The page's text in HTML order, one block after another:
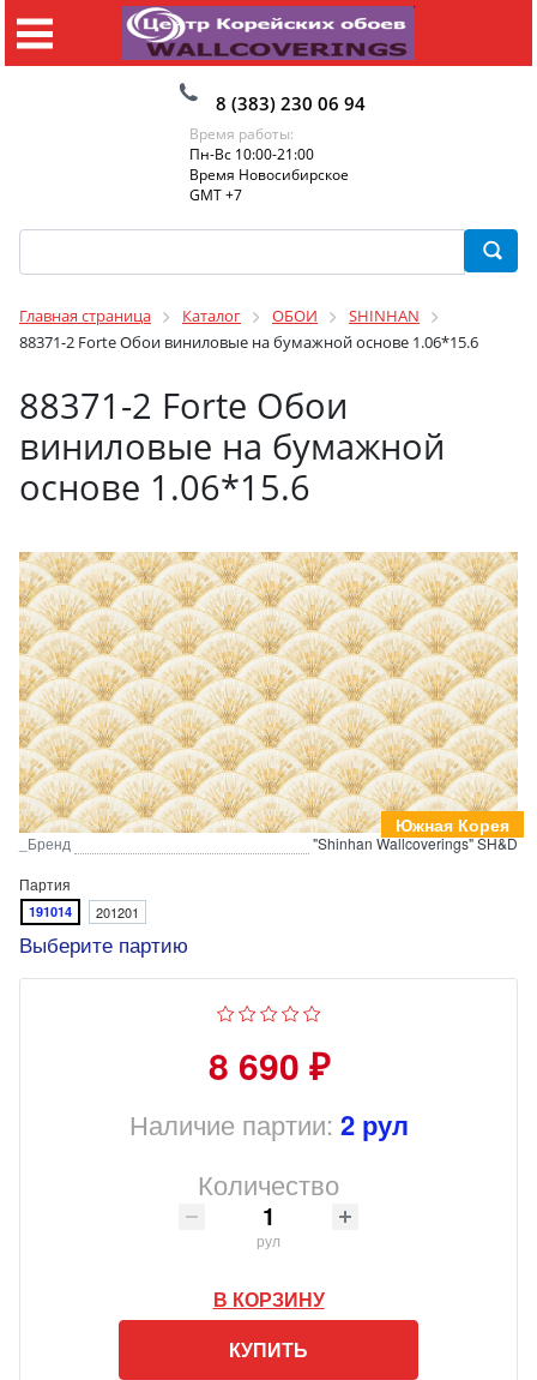
8 (383) 230 06 94
Время работы:
Пн-Вс 10:00-21:00
Время Новосибирское
GMT +7
Главная страница Каталог ОБОИ
SHINHAN
88371-2 Forte Обои виниловые на бумажной основе 1.06*15.6
88371-2 Forte Обои
виниловые на бумажной
основе 1.06*15.6
Южная Корея
_Бренд
"Shinhan Wallcoverings" SH&D
Партия
191014 201201
Выберите партию
8 690 ₽
Наличие партии: 2 рул
Количество
рул
В КОРЗИНУ
КУПИТЬ